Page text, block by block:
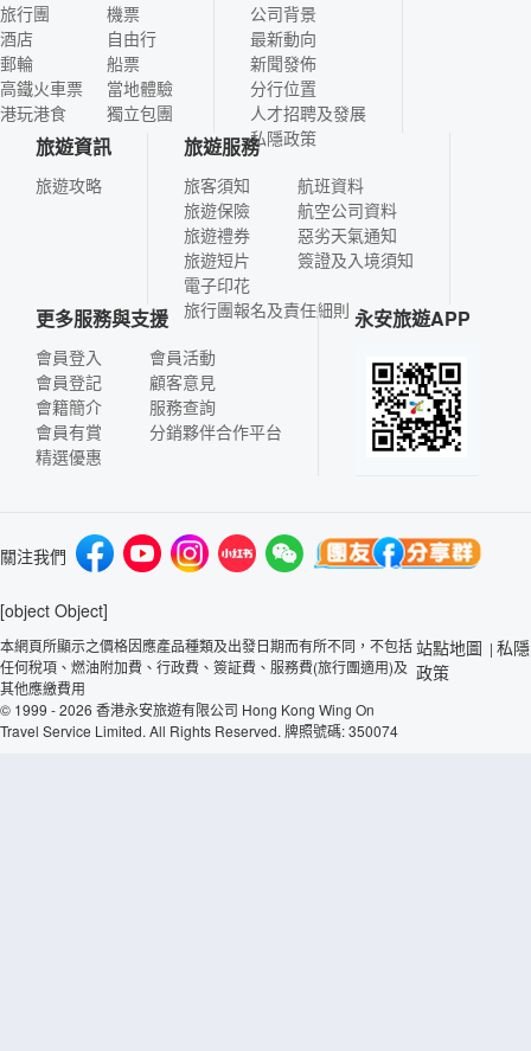
旅行團
酒店
郵輪
高鐵火車票
港玩港食
機票
自由行
船票
當地體驗
獨立包團
公司背景
最新動向
新聞發佈
分行位置
人才招聘及發展
私隱政策
旅遊資訊
旅遊攻略
旅遊服務
旅客須知
旅遊保險
旅遊禮券
旅遊短片
電子印花
航班資料
航空公司資料
惡劣天氣通知
簽證及入境須知
旅行團報名及責任細則
更多服務與支援
會員登入
會員登記
會籍簡介
會員有賞
精選優惠
會員活動
顧客意見
服務查詢
分銷夥伴合作平台
永安旅遊APP
關注我們
[object Object]
本網頁所顯示之價格因應產品種類及出發日期而有所不同，不包括
任何稅項、燃油附加費、行政費、簽証費、服務費(旅行團適用)及
其他應繳費用
© 1999 - 2026 香港永安旅遊有限公司 Hong Kong Wing On
Travel Service Limited. All Rights Reserved. 牌照號碼: 350074
站點地圖 | 私隱
政策